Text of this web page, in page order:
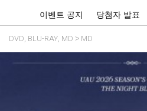
이벤트 공지 당첨자 발표
DVD, BLU-RAY, MD MD